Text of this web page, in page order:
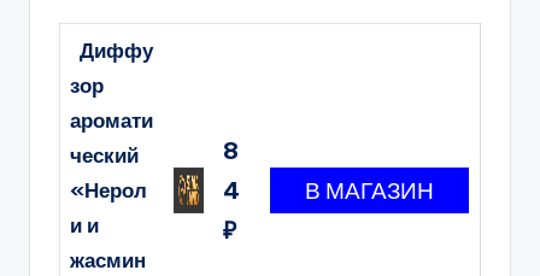
Диффу
зор
аромати
ческий
«Нерол
и и
жасмин
8
4
₽